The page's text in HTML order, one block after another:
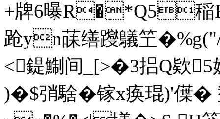
+牌6曝R�*Q5稲E
跄yn菋缮躞鸃笁
<鍉鯯间_[>�3捛Q欵5
)�$弰騇�镓x痪琨)'